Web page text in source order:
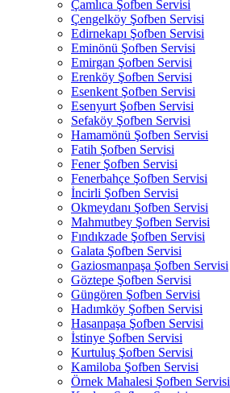
Çamlıca Şofben Servisi
Çengelköy Şofben Servisi
Edirnekapı Şofben Servisi
Eminönü Şofben Servisi
Emirgan Şofben Servisi
Erenköy Şofben Servisi
Esenkent Şofben Servisi
Esenyurt Şofben Servisi
Sefaköy Şofben Servisi
Hamamönü Şofben Servisi
Fatih Şofben Servisi
Fener Şofben Servisi
Fenerbahçe Şofben Servisi
İncirli Şofben Servisi
Okmeydanı Şofben Servisi
Mahmutbey Şofben Servisi
Fındıkzade Şofben Servisi
Galata Şofben Servisi
Gaziosmanpaşa Şofben Servisi
Göztepe Şofben Servisi
Güngören Şofben Servisi
Hadımköy Şofben Servisi
Hasanpaşa Şofben Servisi
İstinye Şofben Servisi
Kurtuluş Şofben Servisi
Kamiloba Şofben Servisi
Örnek Mahalesi Şofben Servisi